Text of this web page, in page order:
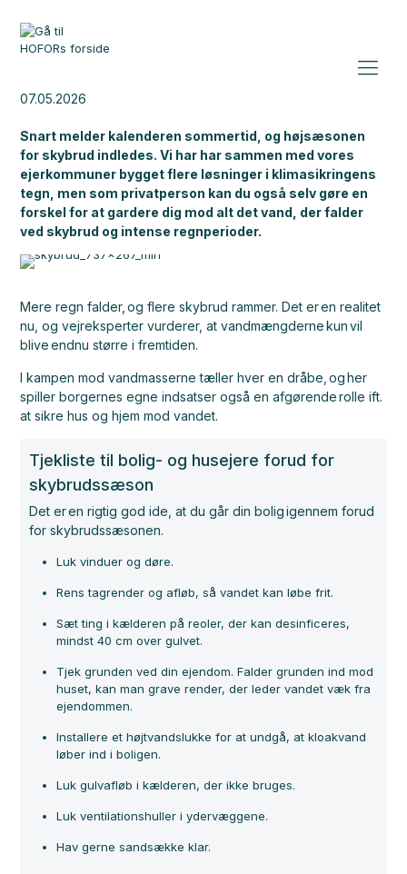
07.05.2026
Snart melder kalenderen sommertid, og højsæsonen
for skybrud indledes.Vi har har sammen medvores
ejerkommuner bygget flere løsninger i klimasikringens
tegn , men som privatperson kan du også selv gøre en
forskel for at gardere dig mod alt det vand, der falder
ved skybrud og intense regnperioder.
Mere regn falder, og flere skybrud rammer. Det er en realitet
nu, og vejreksperter vurderer, at vandmængderne kun vil
blive endnu større i fremtiden.
I kampen mod vandmasserne tæller hver en dråbe, og her
spiller borgernes egne indsatser også en afgørende rolle ift.
at sikre hus og hjem mod vandet.
Tjekliste til bolig- og husejere forud for
skybrudssæson
Det er en rigtig god ide, at du går din bolig igennem forud
for skybrudssæsonen.
Luk vinduer og døre.
Rens tagrender og afløb, så vandet kan løbe frit.
Sæt ting i kælderen på reoler, der kan desinficeres,
mindst 40 cm over gulvet.
Tjek grunden ved din ejendom. Falder grunden ind mod
huset, kan man grave render, der leder vandet væk fra
ejendommen.
Installere et højtvandslukke for at undgå, at kloakvand
løber ind i boligen.
Luk gulvafløb i kælderen, der ikke bruges.
Luk ventilationshuller i ydervæggene.
Hav gerne sandsække klar.